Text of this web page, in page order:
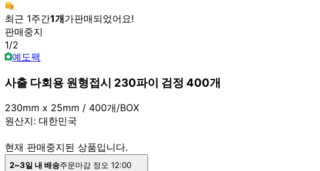
최근 1주간1개가판매되었어요!
판매중지
1/2
예도팩
사출 다회용 원형접시 230파이 검정 400개
230mm x 25mm / 400개/BOX
원산지: 대한민국
현재 판매중지된 상품입니다.
2~3일 내 배송주문마감 정오 12:00